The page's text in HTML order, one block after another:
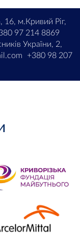
16, м.Кривий Ріг,
97 214 8869
України, 2,
+380 98 207